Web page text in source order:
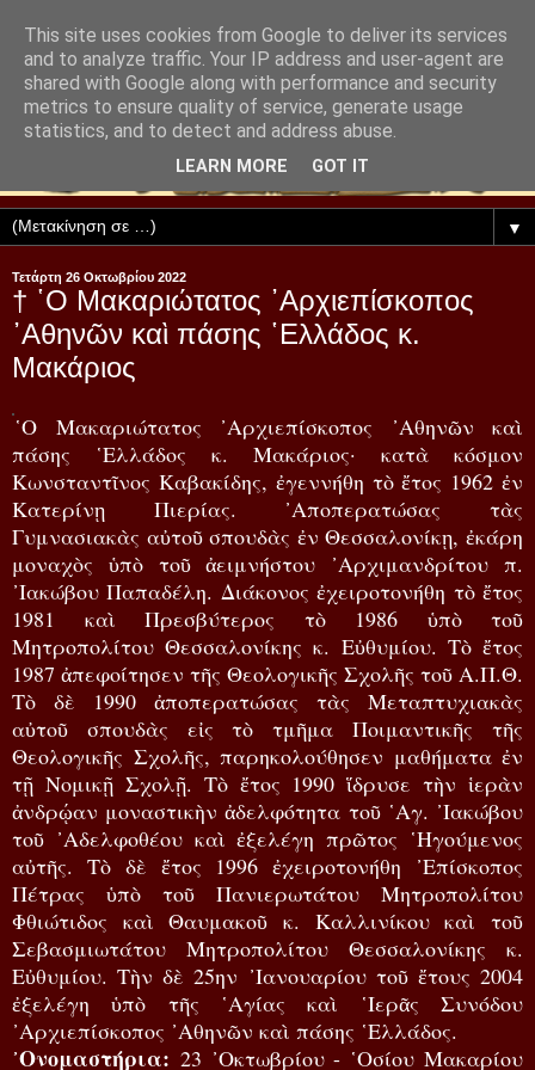
▼
Τετάρτη 26 Οκτωβρίου 2022
† ῾Ο Μακαριώτατος ᾿Αρχιεπίσκοπος
᾿Αθηνῶν καὶ πάσης ῾Ελλάδος κ.
Μακάριος
῾Ο Μακαριώτατος ᾿Αρχιεπίσκοπος ᾿Αθηνῶν καὶ
πάσης ῾Ελλάδος κ. Μακάριος· κατὰ κόσμον
Κωνσταντῖνος Καβακίδης, ἐγεννήθη τὸ ἔτος 1962 ἐν
Κατερίνῃ Πιερίας. ᾿Αποπερατώσας τὰς
Γυμνασιακὰς αὐτοῦ σπουδὰς ἐν Θεσσαλονίκῃ, ἐκάρη
μοναχὸς ὑπὸ τοῦ ἀειμνήστου ᾿Αρχιμανδρίτου π.
᾿Ιακώβου Παπαδέλη. Διάκονος ἐχειροτονήθη τὸ ἔτος
1981 καὶ Πρεσβύτερος τὸ 1986 ὑπὸ τοῦ
Μητροπολίτου Θεσσαλονίκης κ. Εὐθυμίου. Τὸ ἔτος
1987 ἀπεφοίτησεν τῆς Θεολογικῆς Σχολῆς τοῦ Α.Π.Θ.
Τὸ δὲ 1990 ἀποπερατώσας τὰς Μεταπτυχιακὰς
αὐτοῦ σπουδὰς εἰς τὸ τμῆμα Ποιμαντικῆς τῆς
Θεολογικῆς Σχολῆς, παρηκολούθησεν μαθήματα ἐν
τῇ Νομικῇ Σχολῇ. Τὸ ἔτος 1990 ἵδρυσε τὴν ἱερὰν
ἀνδρῴαν μοναστικὴν ἀδελφότητα τοῦ ῾Αγ. ᾿Ιακώβου
τοῦ ᾿Αδελφοθέου καὶ ἐξελέγη πρῶτος ῾Ηγούμενος
αὐτῆς. Τὸ δὲ ἔτος 1996 ἐχειροτονήθη ᾿Επίσκοπος
Πέτρας ὑπὸ τοῦ Πανιερωτάτου Μητροπολίτου
Φθιώτιδος καὶ Θαυμακοῦ κ. Καλλινίκου καὶ τοῦ
Σεβασμιωτάτου Μητροπολίτου Θεσσαλονίκης κ.
Εὐθυμίου. Τὴν δὲ 25ην ᾿Ιανουαρίου τοῦ ἔτους 2004
ἐξελέγη ὑπὸ τῆς ῾Αγίας καὶ ῾Ιερᾶς Συνόδου
᾿Αρχιεπίσκοπος ᾿Αθηνῶν καὶ πάσης ῾Ελλάδος.
᾿Ονομαστήρια: 23 ᾿Οκτωβρίου - ῾Οσίου Μακαρίου
This site uses cookies from Google to deliver its services
and to analyze traffic. Your IP address and user-agent are
shared with Google along with performance and security
metrics to ensure quality of service, generate usage
statistics, and to detect and address abuse.
LEARN MORE GOT IT